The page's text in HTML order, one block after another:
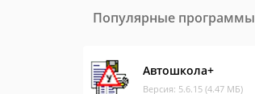
Популярные программы
Автошкола+
Версия: 5.6.15 (4.47 МБ)